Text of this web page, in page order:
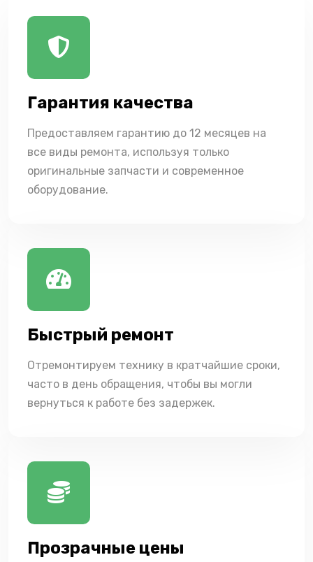
Гарантия качества
Предоставляем гарантию до 12 месяцев на
все виды ремонта, используя только
оригинальные запчасти и современное
оборудование.
Быстрый ремонт
Отремонтируем технику в кратчайшие сроки,
часто в день обращения, чтобы вы могли
вернуться к работе без задержек.
Прозрачные цены